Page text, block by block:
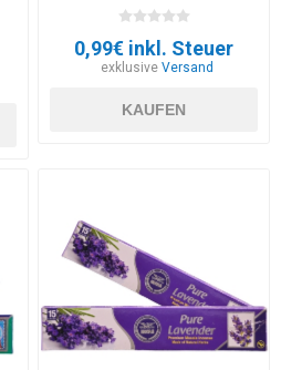
0,99€ inkl. Steuer
exklusive Versand
KAUFEN